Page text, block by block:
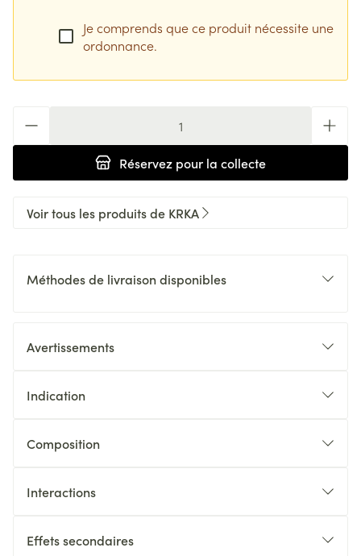
Je comprends que ce produit nécessite une
ordonnance.
Réservez pour la collecte
Voir tous les produits de KRKA
Méthodes de livraison disponibles
Avertissements
Indication
Composition
Interactions
Effets secondaires